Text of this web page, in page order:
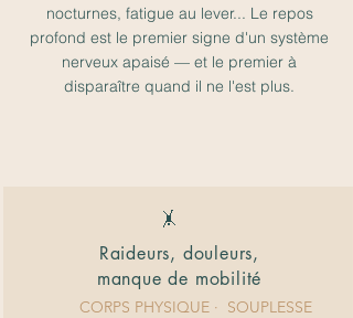
nocturnes, fatigue au lever... Le repos
profond est le premier signe d'un système
nerveux apaisé — et le premier à
disparaître quand il ne l'est plus.
🤸
Raideurs, douleurs,
manque de mobilité
CORPS PHYSIQUE · SOUPLESSE